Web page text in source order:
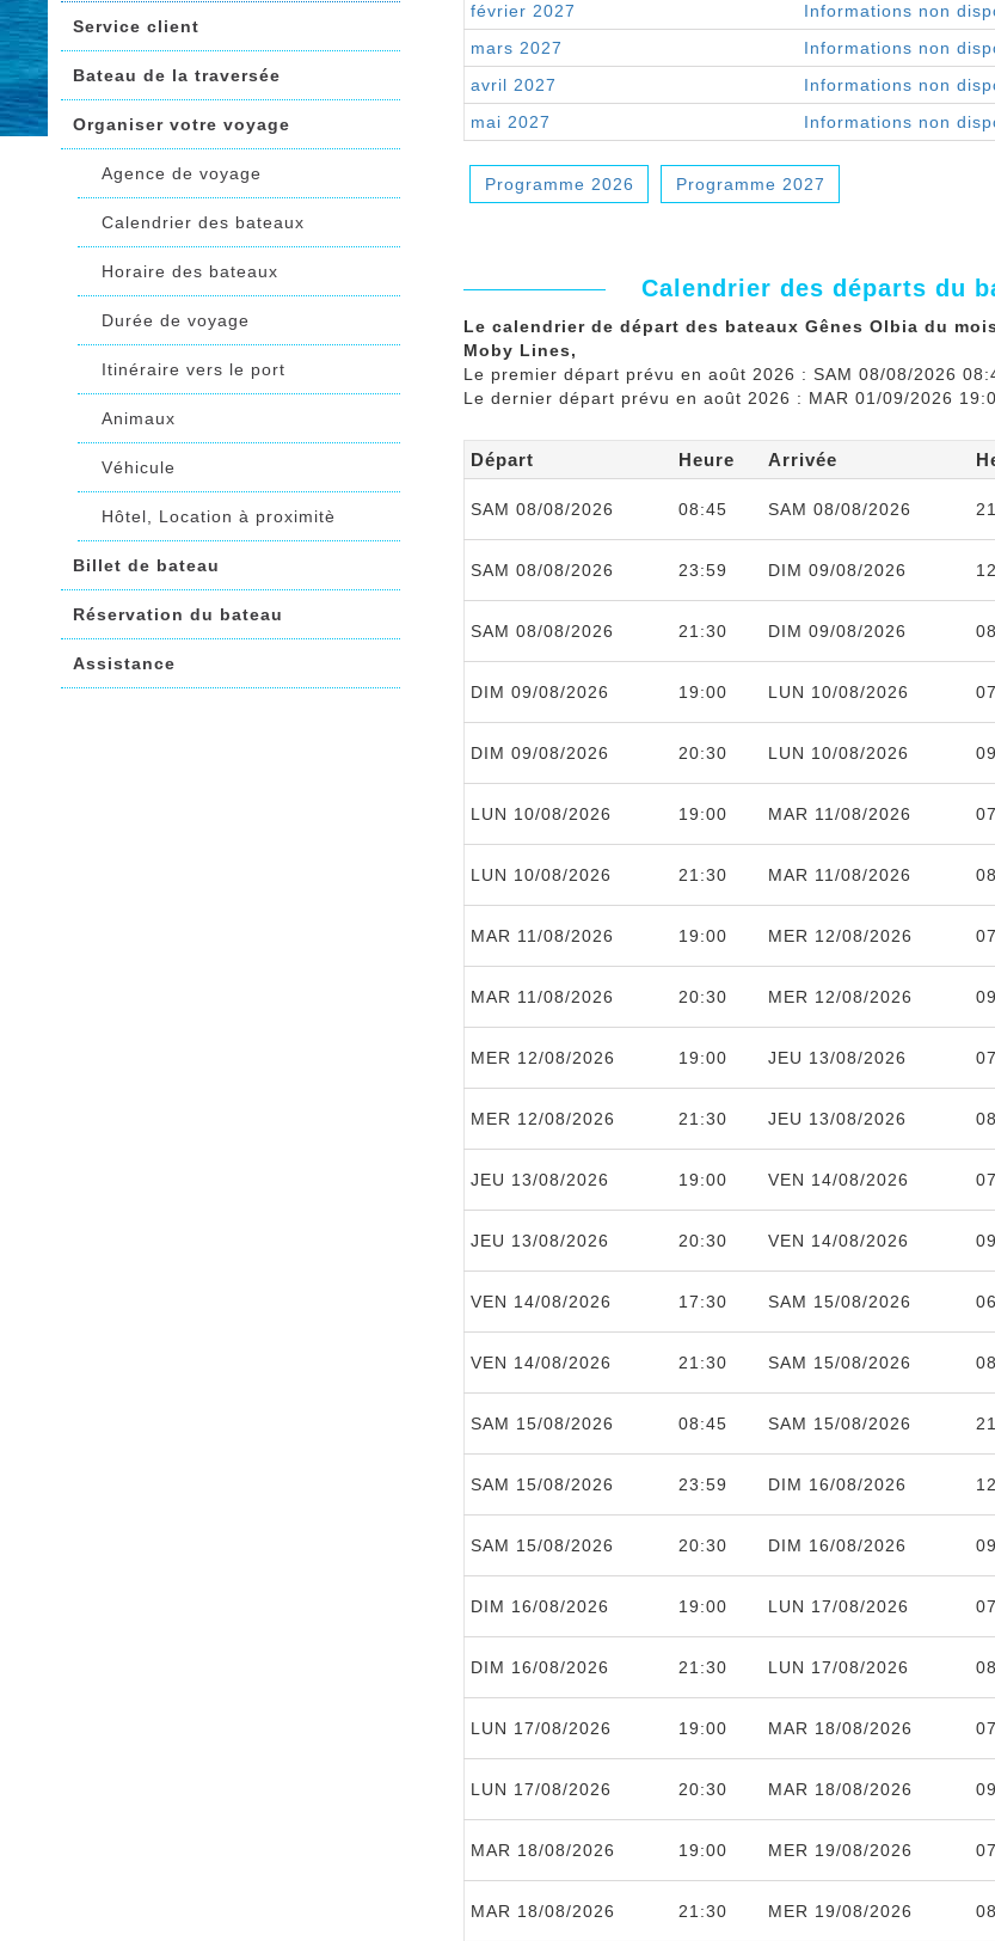
Service client
Bateau de la traversée
Organiser votre voyage
Agence de voyage
Calendrier des bateaux
Horaire des bateaux
Durée de voyage
Itinéraire vers le port
Animaux
Véhicule
Hôtel, Location à proximitè
Billet de bateau
Réservation du bateau
Assistance
février 2027
Informations non
mars 2027
Informations non
avril 2027
Informations non
mai 2027
Informations non
Programme 2026 Programme 2027
Calendrier des départs du
Le calendrier de départ des bateaux Gênes Olbia du
Moby Lines,
Le premier départ prévu en août 2026 : SAM 08/08/2026
Le dernier départ prévu en août 2026 : MAR 01/09/2026
Départ Heure Arrivée
SAM 08/08/2026 08:45 SAM 08/08/2026
SAM 08/08/2026 23:59 DIM 09/08/2026
SAM 08/08/2026 21:30 DIM 09/08/2026
DIM 09/08/2026 19:00 LUN 10/08/2026
DIM 09/08/2026 20:30 LUN 10/08/2026
LUN 10/08/2026 19:00 MAR 11/08/2026
LUN 10/08/2026 21:30 MAR 11/08/2026
MAR 11/08/2026 19:00 MER 12/08/2026
MAR 11/08/2026 20:30 MER 12/08/2026
MER 12/08/2026 19:00 JEU 13/08/2026
MER 12/08/2026 21:30 JEU 13/08/2026
JEU 13/08/2026 19:00 VEN 14/08/2026
JEU 13/08/2026 20:30 VEN 14/08/2026
VEN 14/08/2026 17:30 SAM 15/08/2026
VEN 14/08/2026 21:30 SAM 15/08/2026
SAM 15/08/2026 08:45 SAM 15/08/2026
SAM 15/08/2026 23:59 DIM 16/08/2026
SAM 15/08/2026 20:30 DIM 16/08/2026
DIM 16/08/2026 19:00 LUN 17/08/2026
DIM 16/08/2026 21:30 LUN 17/08/2026
LUN 17/08/2026 19:00 MAR 18/08/2026
LUN 17/08/2026 20:30 MAR 18/08/2026
MAR 18/08/2026 19:00 MER 19/08/2026
MAR 18/08/2026 21:30 MER 19/08/2026